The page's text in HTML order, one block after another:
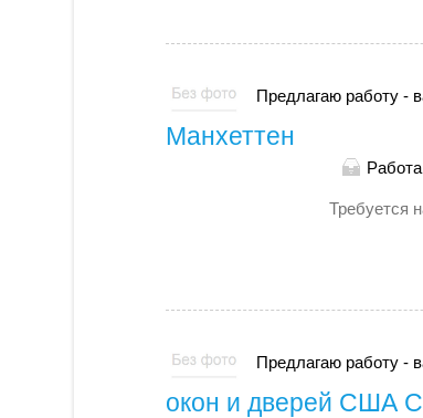
Предлагаю работу -
Манхеттен
Требуется
Предлагаю работу -
окон и дверей США